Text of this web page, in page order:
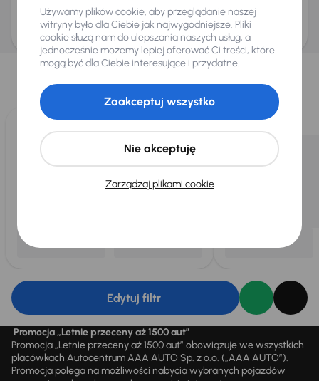
ani zagwarantowaną dostępnością pojazdu. AURES Holdings a.s., z siedzibą
Dopraváků 874/15, Čimice, 184 00 Praga 8, będzie przechowywać i przetwarzać
Twoje dane osobowe zgodnie z zasadami ochrony i przetwarzaniadanych
osobowych
Wybraliśmy dla Ciebie
Wybieramy dla Ciebienajlepsze pojazdyz naszej oferty. Kupimy
dla Ciebiedo 400 pojazdówkażdego dnia.
Edytuj filtr
Promocja „Letnie przeceny aż 1500 aut”
Promocja „Letnie przeceny aż 1500 aut” obowiązuje we wszystkich
placówkach Autocentrum AAA AUTO Sp. z o.o. („AAA AUTO”).
Promocja polega na możliwości nabycia wybranych pojazdów
Używamy plików cookie, aby przeglądanie naszej
witryny było dla Ciebie jak najwygodniejsze. Pliki
cookie służą nam do ulepszania naszych usług, a
jednocześnie możemy lepiej oferować Ci treści, które
mogą być dla Ciebie interesujące i przydatne.
Zarządzaj plikami cookie
Nie akceptuję
Zaakceptuj wszystko